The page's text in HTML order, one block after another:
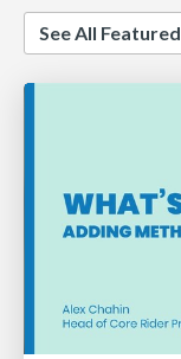
See All Featured